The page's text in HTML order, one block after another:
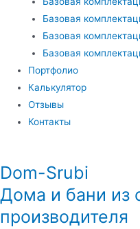
Базовая
Базовая
Базовая
Портфолио
Калькулятор
Отзывы
Контакты
Dom-Srubi
Дома и бани из
производителя